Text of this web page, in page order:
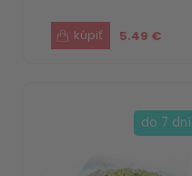
5.49 €
do 7 dní